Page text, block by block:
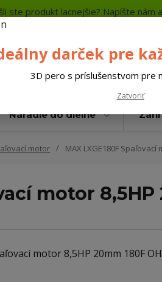
ste produkt lacnejšie? Napíšte nám
Náradie do dielne
motor MAX LXGE180F Spaľovací
motor
darček pre
3D pero s príslušenstvom pre
Zatvoriť